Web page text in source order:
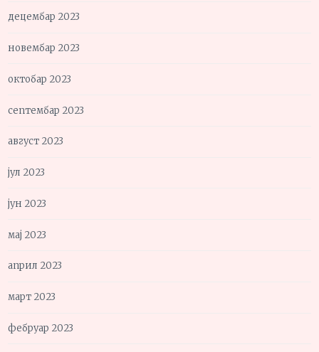
децембар 2023
новембар 2023
октобар 2023
септембар 2023
август 2023
јул 2023
јун 2023
мај 2023
април 2023
март 2023
фебруар 2023